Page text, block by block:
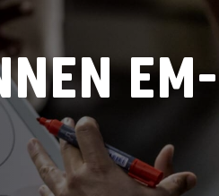
EM-